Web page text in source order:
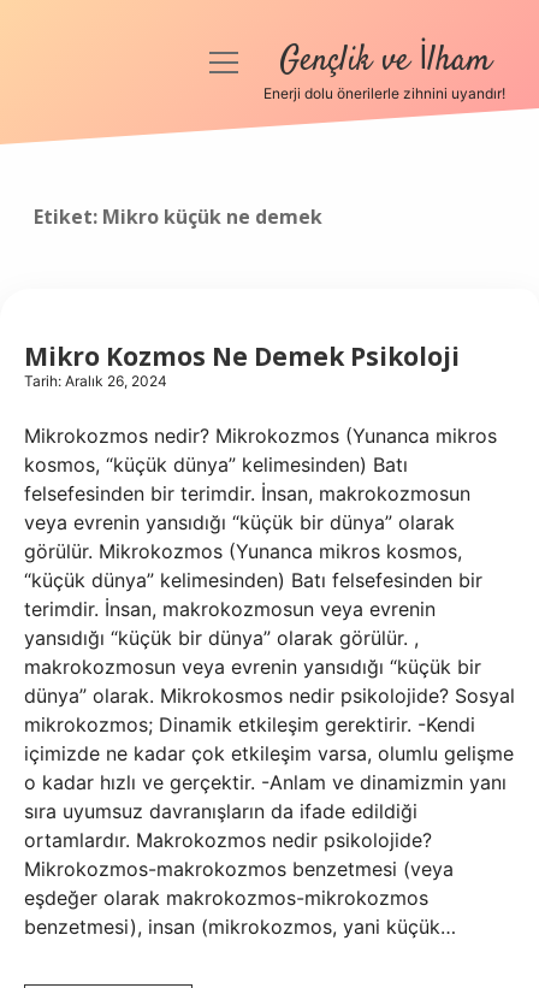
Anasayfa
menüyüGençlik ve İlham
Enerji dolu önerilerle zihnini uyandır!
Etiket: Mikro küçük ne demek
Mikro Kozmos Ne Demek Psikoloji
Tarih: Aralık 26, 2024
Mikrokozmos nedir? Mikrokozmos (Yunanca mikros
kosmos, “küçük dünya” kelimesinden) Batı
felsefesinden bir terimdir. İnsan, makrokozmosun
veya evrenin yansıdığı “küçük bir dünya” olarak
görülür. Mikrokozmos (Yunanca mikros kosmos,
“küçük dünya” kelimesinden) Batı felsefesinden bir
terimdir. İnsan, makrokozmosun veya evrenin
yansıdığı “küçük bir dünya” olarak görülür. ,
makrokozmosun veya evrenin yansıdığı “küçük bir
dünya” olarak. Mikrokosmos nedir psikolojide? Sosyal
mikrokozmos; Dinamik etkileşim gerektirir. -Kendi
içimizde ne kadar çok etkileşim varsa, olumlu gelişme
o kadar hızlı ve gerçektir. -Anlam ve dinamizmin yanı
sıra uyumsuz davranışların da ifade edildiği
ortamlardır. Makrokozmos nedir psikolojide?
Mikrokozmos-makrokozmos benzetmesi (veya
eşdeğer olarak makrokozmos-mikrokozmos
benzetmesi), insan (mikrokozmos, yani küçük…